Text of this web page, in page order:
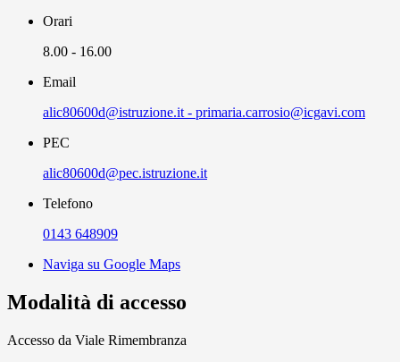
Orari
8.00 - 16.00
Email
alic80600d@istruzione.it - primaria.carrosio@icgavi.com
PEC
alic80600d@pec.istruzione.it
Telefono
0143 648909
Naviga su Google Maps
Modalità di accesso
Accesso da Viale Rimembranza